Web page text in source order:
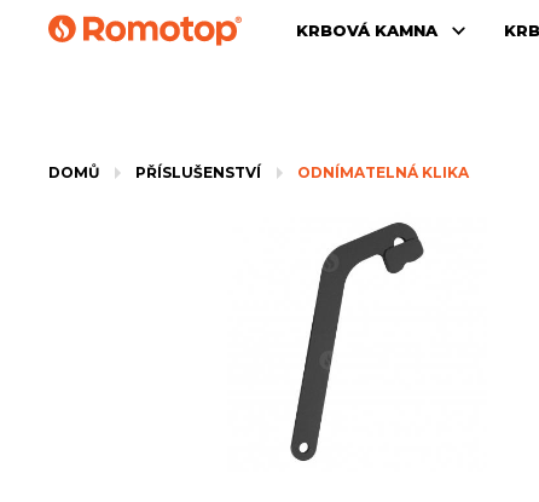
KRBOVÁ KAMNA
DOMŮ PŘÍSLUŠENSTVÍ ODNÍMATELNÁ KLIKA